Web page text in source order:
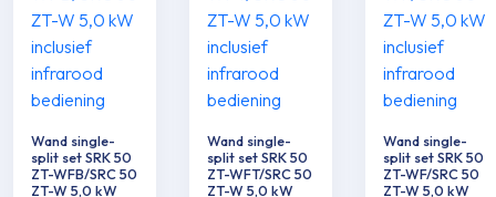
Wand single-
split set SRK 50
ZT-WFB/SRC 50
ZT-W 5,0 kW
Wand single-
split set SRK 50
ZT-WFT/SRC 50
ZT-W 5,0 kW
Wand single-
split set SRK 50
ZT-WF/SRC 50
ZT-W 5,0 kW